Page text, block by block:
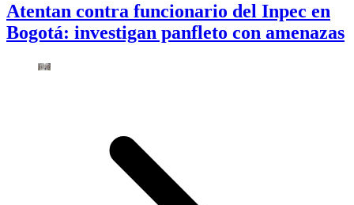
Atentan contra funcionario del Inpec en
Bogotá: investigan panfleto con amenazas